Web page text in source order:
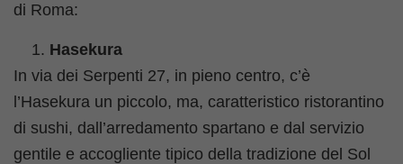
di Roma:
Hasekura
In via dei Serpenti 27, in pieno centro, c’è
l’Hasekura un piccolo, ma, caratteristico ristorantino
di sushi, dall’arredamento spartano e dal servizio
gentile e accogliente tipico della tradizione del Sol